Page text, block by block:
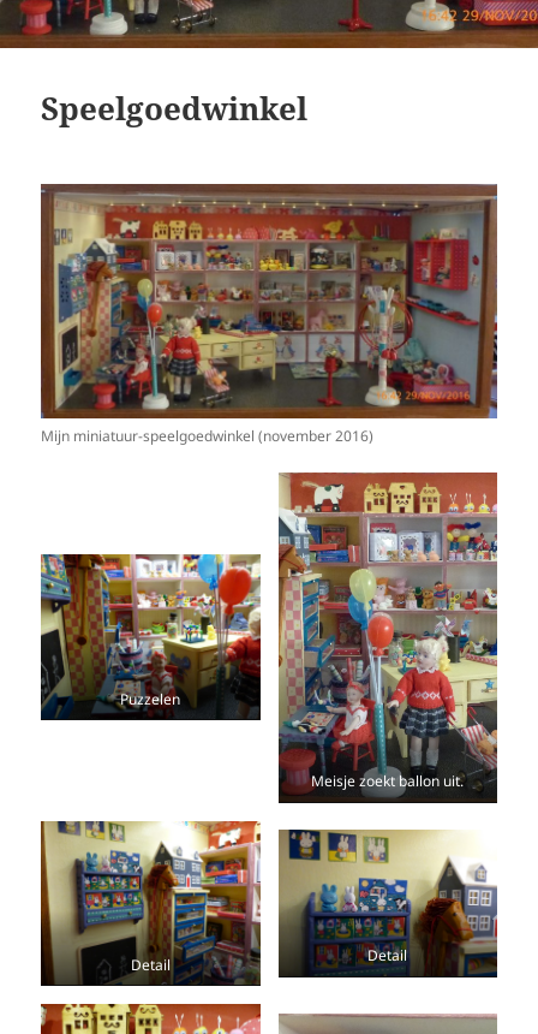
Speelgoedwinkel
Mijn miniatuur-speelgoedwinkel (november 2016)
Puzzelen
Meisje zoekt ballon uit.
Detail Detail